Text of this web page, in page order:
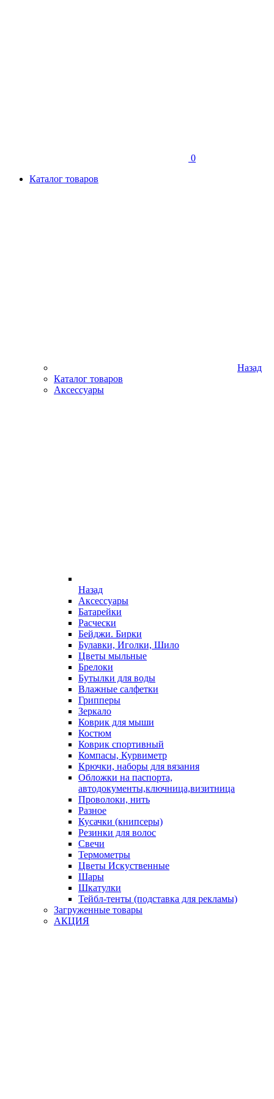
0
Каталог товаров
Назад
Каталог товаров
Аксессуары
Назад
Аксессуары
Батарейки
Расчески
Бейджи. Бирки
Булавки, Иголки, Шило
Цветы мыльные
Брелоки
Бутылки для воды
Влажные салфетки
Грипперы
Зеркало
Коврик для мыши
Костюм
Коврик спортивный
Компасы, Курвиметр
Крючки, наборы для вязания
Обложки на паспорта,
автодокументы,ключница,визитница
Проволоки, нить
Разное
Кусачки (книпсеры)
Резинки для волос
Свечи
Термометры
Цветы Искуственные
Шары
Шкатулки
Тейбл-тенты (подставка для рекламы)
Загруженные товары
АКЦИЯ